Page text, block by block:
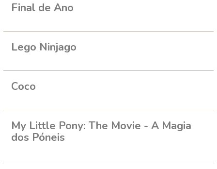
Final de Ano
Lego Ninjago
Coco
My Little Pony: The Movie - A Magia
dos Póneis